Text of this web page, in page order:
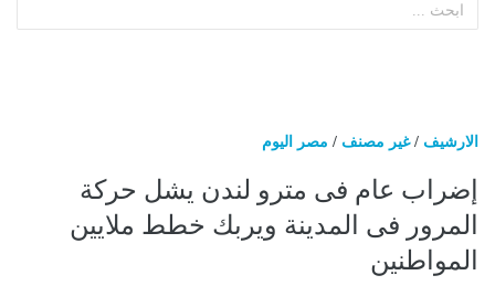
الارشيف /غير مصنف / مصر اليوم
إضراب عام فى مترو لندن يشل حركة
المرور فى المدينة ويربك خطط ملايين
المواطنين